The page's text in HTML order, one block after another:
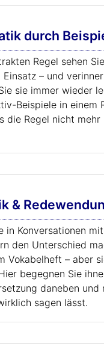
durch
Regel sehen
– und
sie immer wieder
Beispiele in einem
die Regel nicht mehr
&
in Konversationen mit
den Unterschied
Vokabelheft – aber
begegnen Sie
daneben und
sagen lässt.